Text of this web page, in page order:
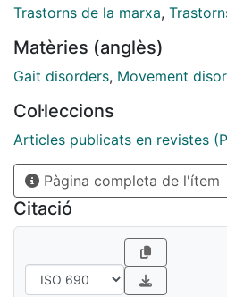
LAS DISMETRIAS.
Trastorns de la marxa,
Matèries (anglès)
Gait disorders, Movement
Col·leccions
Articles publicats en revistes
Pàgina completa de l'ítem
Citació